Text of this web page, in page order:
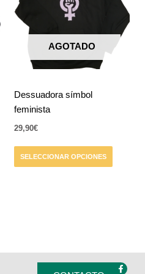
AGOTADO
Dessuadora símbol
feminista
29,90€
SELECCIONAR OPCIONES
múltiples
variantes.
opciones
elegir
en
de
producto
F
I